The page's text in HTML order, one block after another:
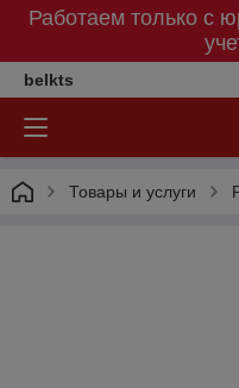
Работаем только с
belkts
Товары и услуги